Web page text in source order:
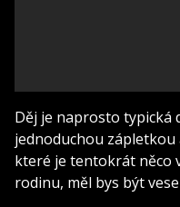
Děj je naprosto typická
jednoduchou
které je tentokrát něco
rodinu, měl bys být